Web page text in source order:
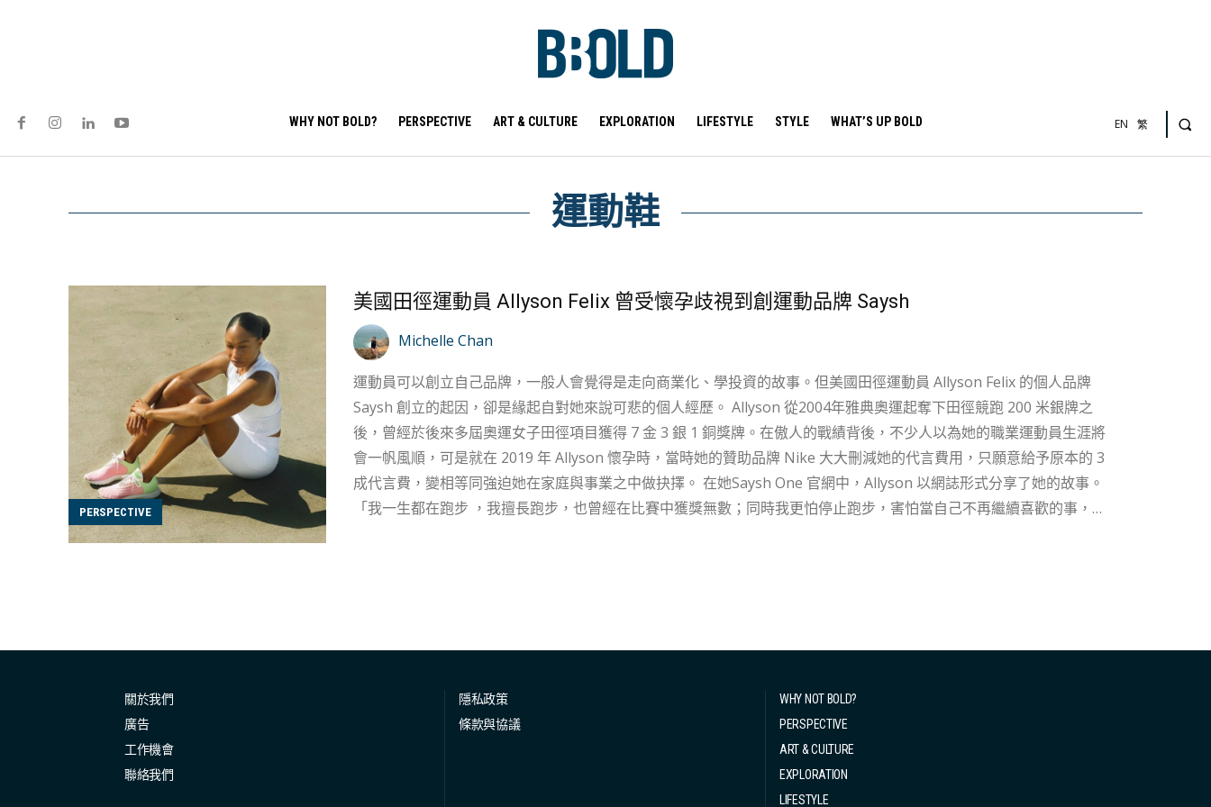
WHY NOT BOLD? PERSPECTIVE ART & CULTURE EXPLORATION LIFESTYLE STYLE WHAT’S UP BOLD EN 繁
運動鞋
PERSPECTIVE
美國田徑運動員 Allyson Felix 曾受懷孕歧視到創運動品牌 Saysh
Michelle Chan
運動員可以創立自己品牌，一般人會覺得是走向商業化、學投資的故事。但美國田徑運動員 Allyson Felix 的個人品牌
Saysh 創立的起因，卻是緣起自對她來說可悲的個人經歷。 Allyson 從2004年雅典奧運起奪下田徑競跑 200 米銀牌之
後，曾經於後來多屆奧運女子田徑項目獲得 7 金 3 銀 1 銅獎牌。在傲人的戰績背後，不少人以為她的職業運動員生涯將
會一帆風順，可是就在 2019 年 Allyson 懷孕時，當時她的贊助品牌 Nike 大大刪減她的代言費用，只願意給予原本的 3
成代言費，變相等同強迫她在家庭與事業之中做抉擇。 在她Saysh One 官網中，Allyson 以網誌形式分享了她的故事。
「我一生都在跑步 ，我擅長跑步，也曾經在比賽中獲獎無數；同時我更怕停止跑步，害怕當自己不再繼續喜歡的事，便
關於我們
廣告
工作機會
聯絡我們
隱私政策
條款與協議
WHY NOT BOLD?
PERSPECTIVE
ART & CULTURE
EXPLORATION
LIFESTYLE